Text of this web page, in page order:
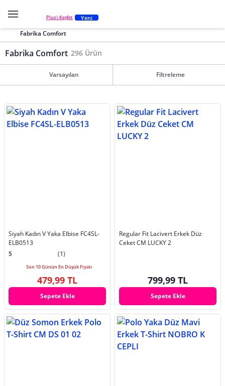
Plus'ı Keşfet Yeni
Fabrika Comfort
Fabrika Comfort 296 Ürün
Varsayılan Filtreleme
Siyah Kadın V Yaka Elbise FC4SL-
ELB0513
5
(1)
Son 10 Günün En Düşük Fiyatı
479,99 TL
Sepete Ekle
Regular Fit Lacivert Erkek Düz
Ceket CM LUCKY 2
799,99 TL
Sepete Ekle